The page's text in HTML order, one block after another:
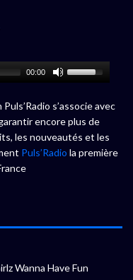
00:00
s’associe avec
encore plus de
les nouveautés et les
Puls’Radio la première
Wanna Have Fun